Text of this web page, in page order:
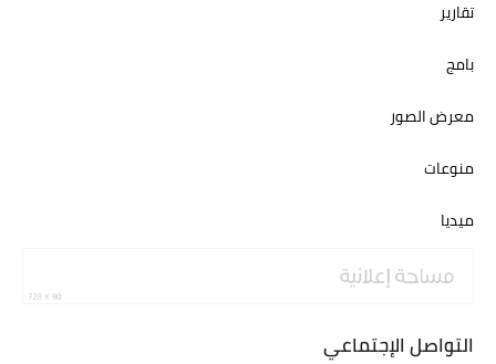
تقارير
بامج
معرض الصور
منوعات
ميديا
التواصل الإجتماعي